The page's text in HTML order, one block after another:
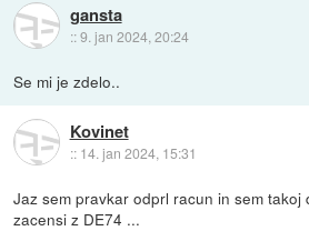
gansta
::9. jan 2024, 20:24
Se mi je zdelo..
Kovinet
:: 14. jan 2024, 15:31
Jaz sem pravkar odprl racun in sem takoj
zacensi z DE74 ...